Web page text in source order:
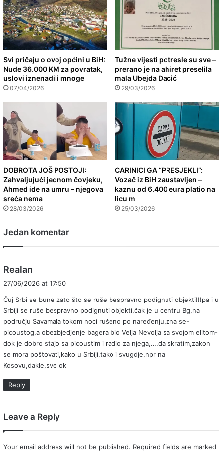
Svi pričaju o ovoj općini u BiH:
Nude 36.000 KM za povratak,
uslovi iznenadili mnoge
07/04/2026
Tužne vijesti potresle su sve –
prerano je na ahiret preselila
mala Ubejda Dacić
29/03/2026
DOBROTA JOŠ POSTOJI:
Zahvaljujući jednom čovjeku,
Ahmed ide na umru – njegova
sreća nema
28/03/2026
CARINICI GA “PRESJEKLI”:
Vozač iz BiH zaustavljen –
kaznu od 6.400 eura platio na
licu m
25/03/2026
Jedan komentar
Realan
s
:
27/06/2026 at 17:50
Čuj Srbi se bune zato što se ruše bespravno podignuti objekti!!!pa i u
Srbiji se ruše bespravno podignuti objekti,čak je u centru Bg,na
području Savamala tokom noci rušeno po naređenju,zna se-
picoustog,a obezbjedjenje bagera bio Velja Nevolja sa svojom elitom-
dok je dobro stajo sa picoustim i radio za njega,….da skratim,zakon
se mora poštovati,kako u Srbiji,tako i svugdje,npr na
Kosovu,dakle,sve ok
Reply
Leave a Reply
Your email address will not be published. Required fields are marked